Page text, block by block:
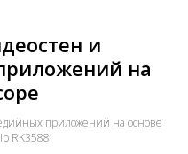
и
на
приложений на основе
RK3588